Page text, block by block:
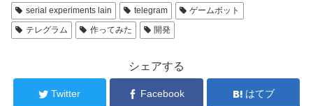
serial experiments lain telegram
ゲームボット
テレグラム
作ってみた 開発
シェアする
Twitter Facebook はてブ